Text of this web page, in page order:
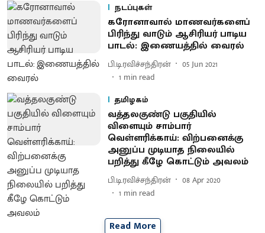
நடப்புகள்
கரோனாவால் மாணவர்களைப்
பிரிந்து வாடும் ஆசிரியர் பாடிய
பாடல்: இணையத்தில் வைரல்
பி.டி.ரவிச்சந்திரன்
05 Jun 2021
1 min read
தமிழகம்
வத்தலகுண்டு பகுதியில்
விளையும் சாம்பார்
வெள்ளரிக்காய்: விற்பனைக்கு
அனுப்ப முடியாத நிலையில்
பறித்து கீழே கொட்டும் அவலம்
பி.டி.ரவிச்சந்திரன்
08 Apr 2020
1 min read
Read More